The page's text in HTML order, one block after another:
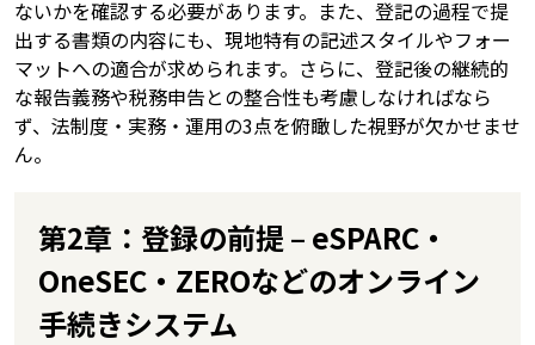
ないかを確認する必要があります。また、登記の過程で提
出する書類の内容にも、現地特有の記述スタイルやフォー
マットへの適合が求められます。さらに、登記後の継続的
な報告義務や税務申告との整合性も考慮しなければなら
ず、法制度・実務・運用の3点を俯瞰した視野が欠かせませ
ん。
第2章：登録の前提 – eSPARC・
OneSEC・ZEROなどのオンライン
手続きシステム